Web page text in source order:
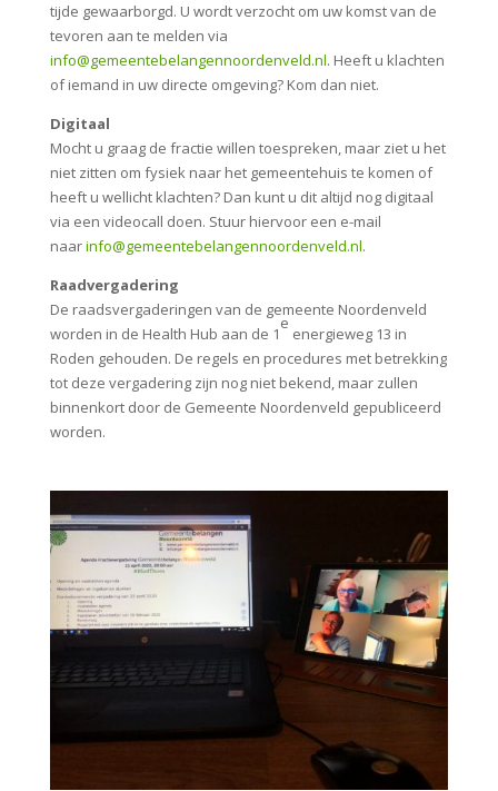
tijde gewaarborgd. U wordt verzocht om uw komst van de
tevoren aan te melden via
info@gemeentebelangennoordenveld.nl. Heeft u klachten
of iemand in uw directe omgeving? Kom dan niet.
Digitaal
Mocht u graag de fractie willen toespreken, maar ziet u het
niet zitten om fysiek naar het gemeentehuis te komen of
heeft u wellicht klachten? Dan kunt u dit altijd nog digitaal
via een videocall doen. Stuur hiervoor een e-mail
naarinfo@gemeentebelangennoordenveld.nl.
Raadvergadering
De raadsvergaderingen van de gemeente Noordenveld
worden in de Health Hub aan de 1
e
energieweg 13 in
Roden gehouden. De regels en procedures met betrekking
tot deze vergadering zijn nog niet bekend, maar zullen
binnenkort door de Gemeente Noordenveld gepubliceerd
worden.